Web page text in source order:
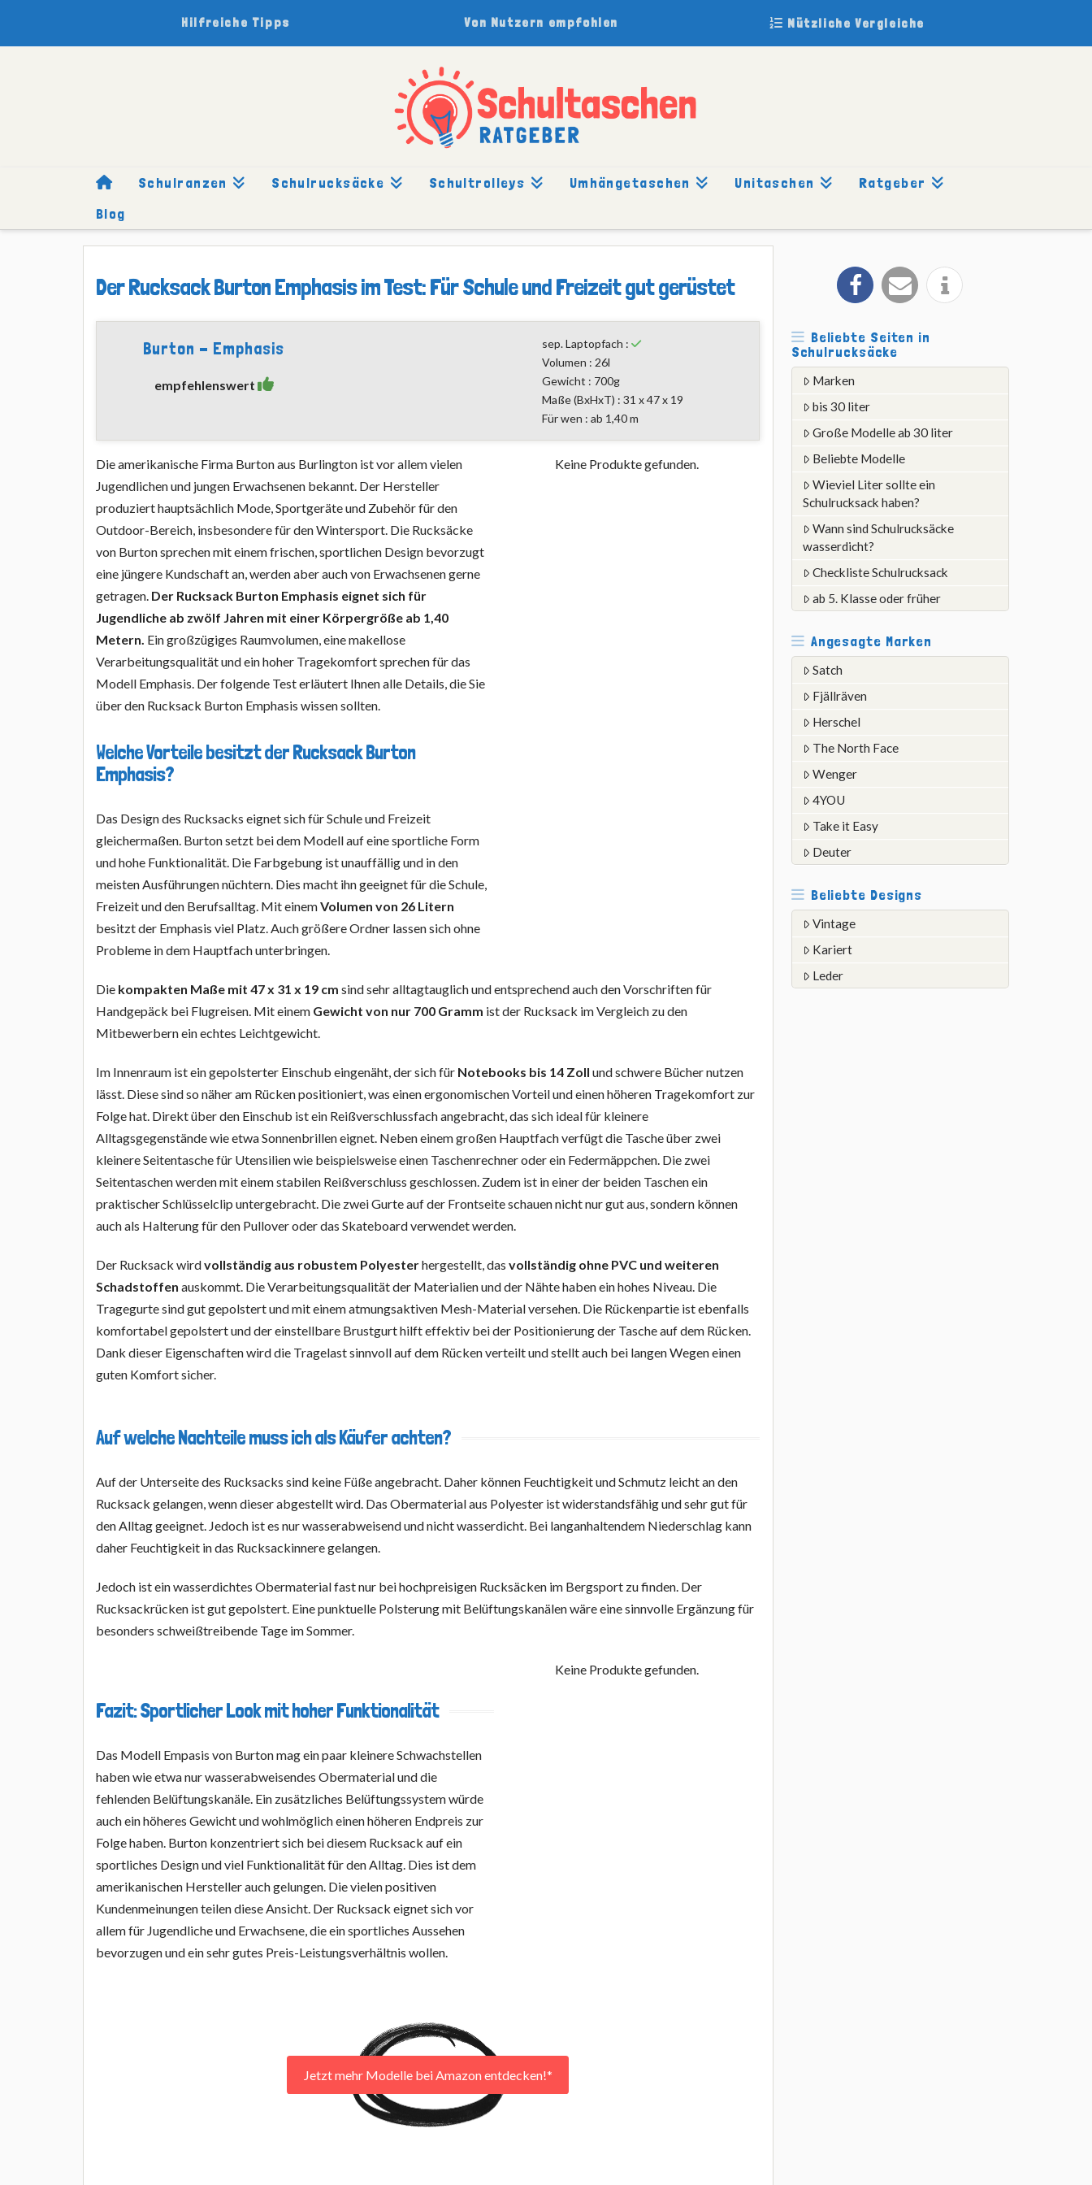
Hilfreiche Tipps Von Nutzern empfohlen Nützliche Vergleiche
Schulranzen Schulrucksäcke Schultrolleys Umhängetaschen Unitaschen
Ratgeber
Blog
HOMESCHULRUCKSÄCKE
Der Rucksack Burton Emphasis im Test: Für Schule und Freizeit gut gerüstet
Burton - Emphasis
empfehlenswert
sep. Laptopfach :
Volumen : 26l
Gewicht : 700g
Maße (BxHxT) : 31 x 47 x 19
Für wen : ab 1,40 m
Die amerikanische Firma Burton aus Burlington ist vor allem vielen
Jugendlichen und jungen Erwachsenen bekannt. Der Hersteller
produziert hauptsächlich Mode, Sportgeräte und Zubehör für den
Outdoor-Bereich, insbesondere für den Wintersport. Die Rucksäcke
von Burton sprechen mit einem frischen, sportlichen Design bevorzugt
eine jüngere Kundschaft an, werden aber auch von Erwachsenen gerne
getragen. Der Rucksack Burton Emphasis eignet sich für
Jugendliche ab zwölf Jahren mit einer Körpergröße ab 1,40
Metern. Ein großzügiges Raumvolumen, eine makellose
Verarbeitungsqualität und ein hoher Tragekomfort sprechen für das
Modell Emphasis. Der folgende Test erläutert Ihnen alle Details, die Sie
über den Rucksack Burton Emphasis wissen sollten.
Welche Vorteile besitzt der Rucksack Burton
Emphasis?
Das Design des Rucksacks eignet sich für Schule und Freizeit
gleichermaßen. Burton setzt bei dem Modell auf eine sportliche Form
und hohe Funktionalität. Die Farbgebung ist unauffällig und in den
meisten Ausführungen nüchtern. Dies macht ihn geeignet für die Schule,
Freizeit und den Berufsalltag. Mit einemVolumen von 26 Litern
besitzt der Emphasis viel Platz. Auch größere Ordner lassen sich ohne
Probleme in dem Hauptfach unterbringen.
Keine Produkte gefunden.
Die kompakten Maße mit 47 x 31 x 19 cm sind sehr alltagtauglich und entsprechend auch den Vorschriften für
Handgepäck bei Flugreisen. Mit einem Gewicht von nur 700 Gramm ist der Rucksack im Vergleich zu den
Mitbewerbern ein echtes Leichtgewicht.
Im Innenraum ist ein gepolsterter Einschub eingenäht, der sich für Notebooks bis 14 Zoll und schwere Bücher nutzen
lässt. Diese sind so näher am Rücken positioniert, was einen ergonomischen Vorteil und einen höheren Tragekomfort zur
Folge hat. Direkt über den Einschub ist ein Reißverschlussfach angebracht, das sich ideal für kleinere
Alltagsgegenstände wie etwa Sonnenbrillen eignet. Neben einem großen Hauptfach verfügt die Tasche über zwei
kleinere Seitentasche für Utensilien wie beispielsweise einen Taschenrechner oder ein Federmäppchen. Die zwei
Seitentaschen werden mit einem stabilen Reißverschluss geschlossen. Zudem ist in einer der beiden Taschen ein
praktischer Schlüsselclip untergebracht. Die zwei Gurte auf der Frontseite schauen nicht nur gut aus, sondern können
auch als Halterung für den Pullover oder das Skateboard verwendet werden.
Der Rucksack wirdvollständig aus robustem Polyesterhergestellt, dasvollständig ohne PVC und weiteren
Schadstoffenauskommt. Die Verarbeitungsqualität der Materialien und der Nähte haben ein hohes Niveau. Die
Tragegurte sind gut gepolstert und mit einem atmungsaktiven Mesh-Material versehen. Die Rückenpartie ist ebenfalls
komfortabel gepolstert und der einstellbare Brustgurt hilft effektiv bei der Positionierung der Tasche auf dem Rücken.
Dank dieser Eigenschaften wird die Tragelast sinnvoll auf dem Rücken verteilt und stellt auch bei langen Wegen einen
guten Komfort sicher.
Auf welche Nachteile muss ich als Käufer achten?
Auf der Unterseite des Rucksacks sind keine Füße angebracht. Daher können Feuchtigkeit und Schmutz leicht an den
Rucksack gelangen, wenn dieser abgestellt wird. Das Obermaterial aus Polyester ist widerstandsfähig und sehr gut für
den Alltag geeignet. Jedoch ist es nur wasserabweisend und nicht wasserdicht. Bei langanhaltendem Niederschlag kann
daher Feuchtigkeit in das Rucksackinnere gelangen.
Jedoch ist ein wasserdichtes Obermaterial fast nur bei hochpreisigen Rucksäcken im Bergsport zu finden. Der
Rucksackrücken ist gut gepolstert. Eine punktuelle Polsterung mit Belüftungskanälen wäre eine sinnvolle Ergänzung für
besonders schweißtreibende Tage im Sommer.
Fazit: Sportlicher Look mit hoher Funktionalität
Das Modell Empasis von Burton mag ein paar kleinere Schwachstellen
haben wie etwa nur wasserabweisendes Obermaterial und die
fehlenden Belüftungskanäle. Ein zusätzliches Belüftungssystem würde
auch ein höheres Gewicht und wohlmöglich einen höheren Endpreis zur
Folge haben. Burton konzentriert sich bei diesem Rucksack auf ein
sportliches Design und viel Funktionalität für den Alltag. Dies ist dem
amerikanischen Hersteller auch gelungen. Die vielen positiven
Kundenmeinungen teilen diese Ansicht. Der Rucksack eignet sich vor
allem für Jugendliche und Erwachsene, die ein sportliches Aussehen
bevorzugen und ein sehr gutes Preis-Leistungsverhältnis wollen.
Keine Produkte gefunden.
Jetzt mehr Modelle bei Amazon entdecken!*
Beliebte Seiten in
Schulrucksäcke
Marken
bis 30 liter
Große Modelle ab 30 liter
Beliebte Modelle
Wieviel Liter sollte ein
Schulrucksack haben?
Wann sind Schulrucksäcke
wasserdicht?
Checkliste Schulrucksack
ab 5. Klasse oder früher
Angesagte Marken
Satch
Fjällräven
Herschel
The North Face
Wenger
4YOU
Take it Easy
Deuter
Beliebte Designs
Vintage
Kariert
Leder